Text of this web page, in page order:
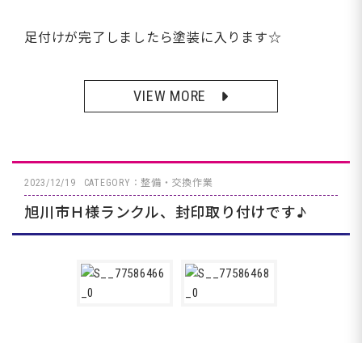
足付けが完了しましたら塗装に入ります☆
VIEW MORE
2023/12/19 CATEGORY：整備・交換作業
旭川市Ｈ様ランクル、封印取り付けです♪